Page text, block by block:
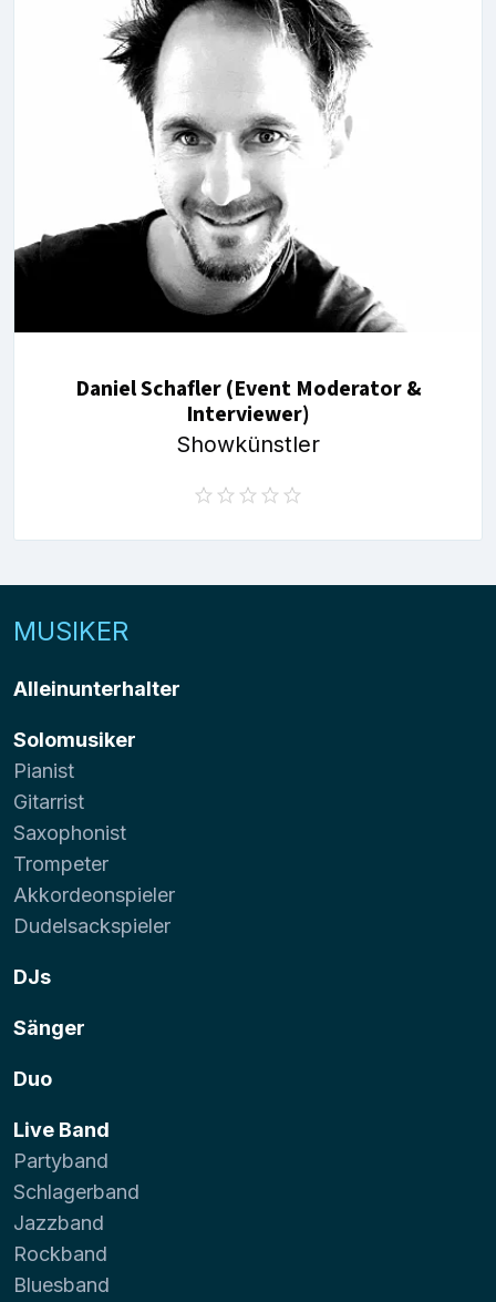
Daniel Schafler (Event Moderator &
Interviewer)
Showkünstler
MUSIKER
Alleinunterhalter
Solomusiker
Pianist
Gitarrist
Saxophonist
Trompeter
Akkordeonspieler
Dudelsackspieler
DJs
Sänger
Duo
Live Band
Partyband
Schlagerband
Jazzband
Rockband
Bluesband